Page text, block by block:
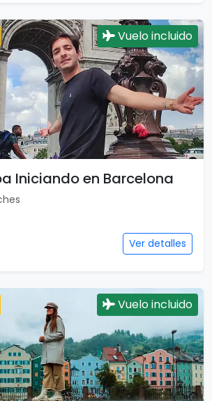
Vuelo incluido
Iniciando en Barcelona
Ver detalles
Vuelo incluido